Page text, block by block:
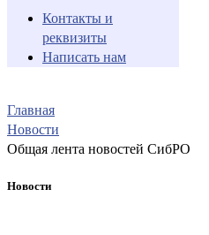
Контакты и
реквизиты
Написать нам
Главная
Новости
Общая лента новостей СибРО
Новости